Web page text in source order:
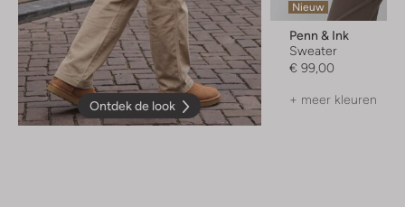
Ontdek de look
Nieuw
Penn & Ink
Sweater
€ 99,00
+ meer kleuren